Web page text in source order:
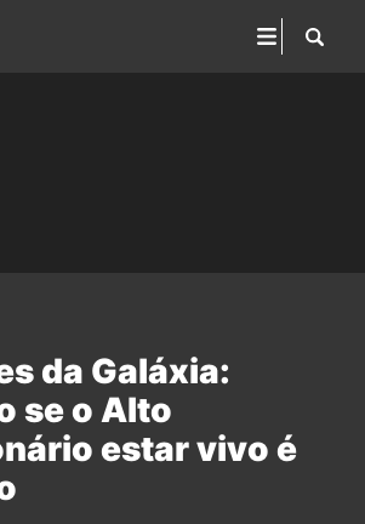
da Galáxia:
se o Alto
estar vivo é